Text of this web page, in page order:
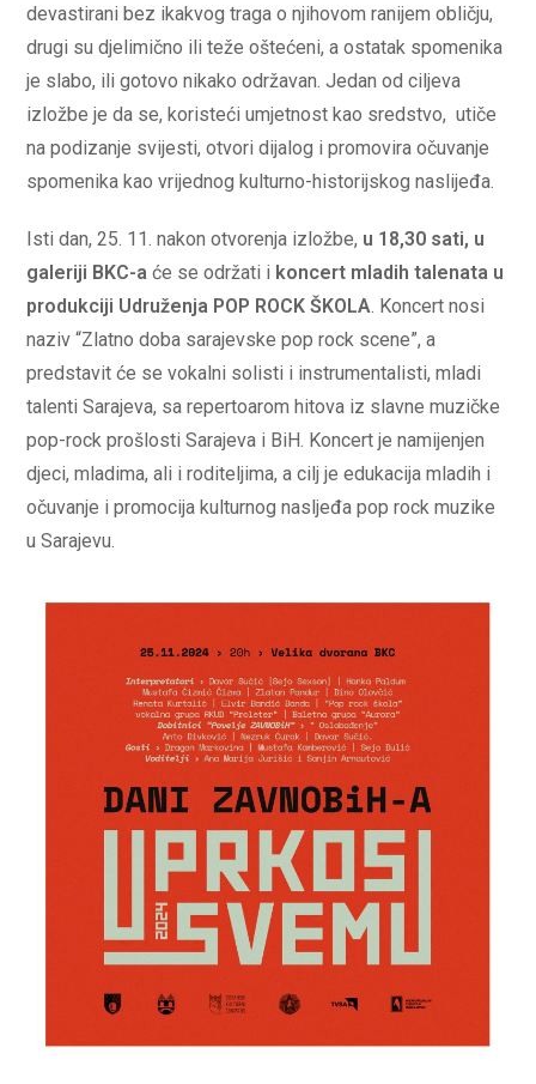
devastirani bez ikakvog traga o njihovom ranijem obličju,
drugi su djelimično ili teže oštećeni, a ostatak spomenika
je slabo, ili gotovo nikako održavan. Jedan od ciljeva
izložbe je da se, koristeći umjetnost kao sredstvo, utiče
na podizanje svijesti, otvori dijalog i promovira očuvanje
spomenika kao vrijednog kulturno-historijskog naslijeđa.
Isti dan, 25. 11. nakon otvorenja izložbe, u 18,30 sati, u
galeriji BKC-a će se održati i koncert mladih talenata u
produkciji Udruženja POP ROCK ŠKOLA . Koncert nosi
naziv “Zlatno doba sarajevske pop rock scene”, a
predstavit će se vokalni solisti i instrumentalisti, mladi
talenti Sarajeva, sa repertoarom hitova iz slavne muzičke
pop-rock prošlosti Sarajeva i BiH. Koncert je namijenjen
djeci, mladima, ali i roditeljima, a cilj je edukacija mladih i
očuvanje i promocija kulturnog nasljeđa pop rock muzike
u Sarajevu.